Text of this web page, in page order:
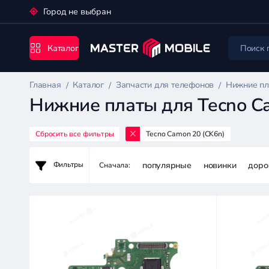
Город не выбран
Каталог
Главная Каталог Запчасти для телефонов Нижние
Нижние платы для Tecno
для
телефонов
Сбросить все фильтры Tecno Camon 20 (CK6n)
Фильтры Сначала: популярные новинки